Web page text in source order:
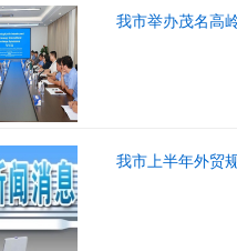
我市举办茂名高
我市上半年外贸